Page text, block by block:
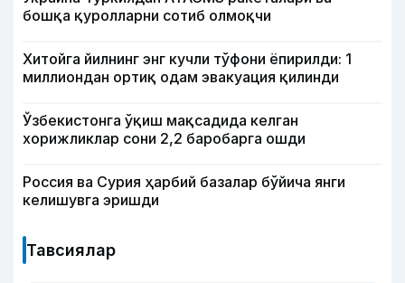
бошқа қуролларни сотиб олмоқчи
Хитойга йилнинг энг кучли тўфони ёпирилди: 1
миллиондан ортиқ одам эвакуация қилинди
Ўзбекистонга ўқиш мақсадида келган
хорижликлар сони 2,2 баробарга ошди
Россия ва Сурия ҳарбий базалар бўйича янги
келишувга эришди
Тавсиялар